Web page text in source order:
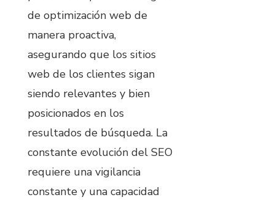
de optimización web de
manera proactiva,
asegurando que los sitios
web de los clientes sigan
siendo relevantes y bien
posicionados en los
resultados de búsqueda. La
constante evolución del SEO
requiere una vigilancia
constante y una capacidad